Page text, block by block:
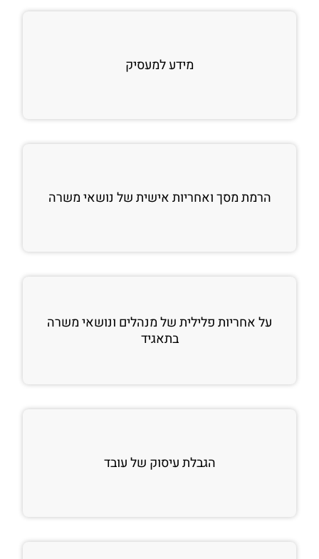
מידע למעסיק
הרמת מסך ואחריות אישית של נושאי משרה
על אחריות פלילית של מנהלים ונושאי משרה
בתאגיד
הגבלת עיסוק של עובד